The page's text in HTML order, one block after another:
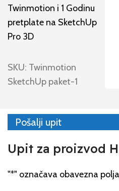
Twinmotion i 1 Godinu
pretplate na SketchUp
Pro 3D
SKU: Twinmotion
SketchUp paket-1
Pošalji upit
Upit za proizvod
"*" označava obavezna polja